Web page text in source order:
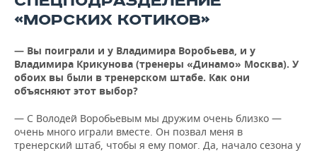
«МОРСКИХ КОТИКОВ»
— Вы поиграли и у Владимира Воробьева, и у
Владимира Крикунова (тренеры «Динамо» Москва). У
обоих вы были в тренерском штабе. Как они
объясняют этот выбор?
— С Володей Воробьевым мы дружим очень близко —
очень много играли вместе. Он позвал меня в
тренерский штаб, чтобы я ему помог. Да, начало сезона у